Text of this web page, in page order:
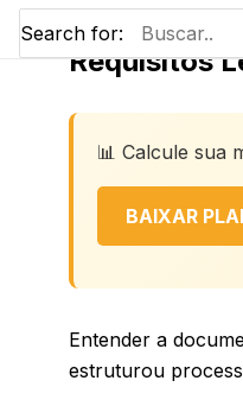
Search for:
Requisitos
📊 Calcule sua
BAIXAR
Entender a
estruturou